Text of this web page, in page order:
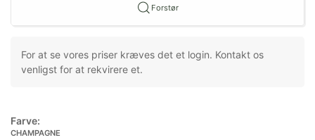
Forstør
For at se vores priser kræves det et login. Kontakt os
venligst for at rekvirere et.
Farve:
CHAMPAGNE